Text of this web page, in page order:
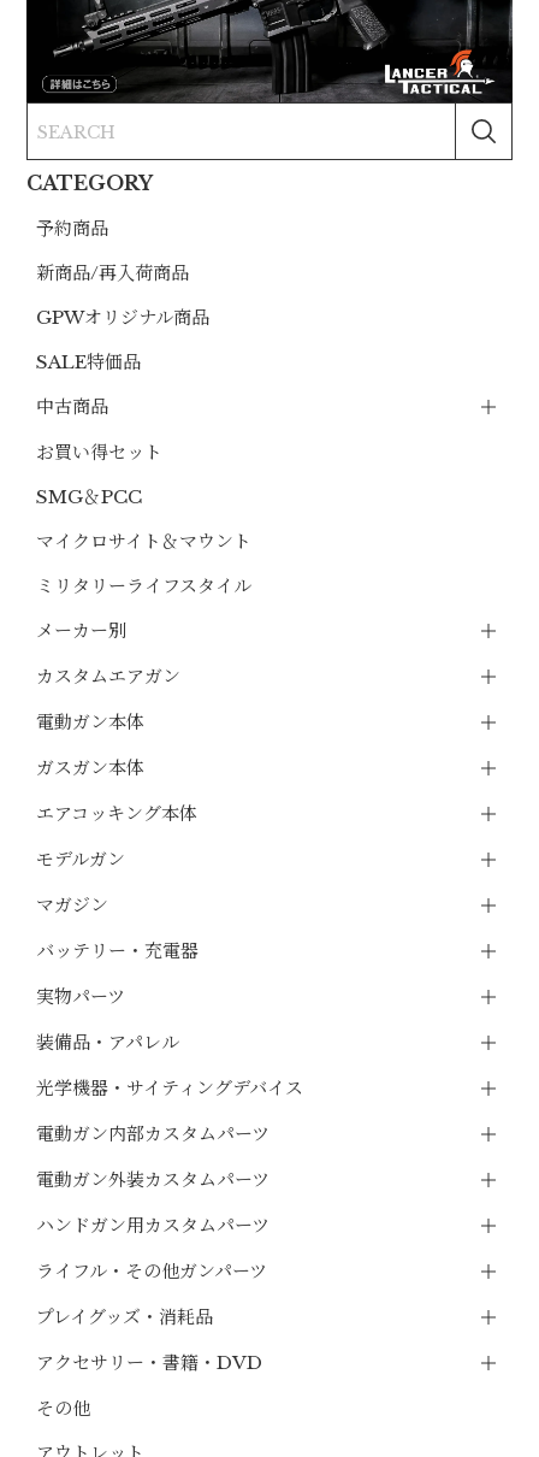
CATEGORY
予約商品
新商品/再入荷商品
GPWオリジナル商品
SALE特価品
中古商品
お買い得セット
SMG＆PCC
マイクロサイト＆マウント
ミリタリーライフスタイル
メーカー別
カスタムエアガン
電動ガン本体
ガスガン本体
エアコッキング本体
モデルガン
マガジン
バッテリー・充電器
実物パーツ
装備品・アパレル
光学機器・サイティングデバイス
電動ガン内部カスタムパーツ
電動ガン外装カスタムパーツ
ハンドガン用カスタムパーツ
ライフル・その他ガンパーツ
プレイグッズ・消耗品
アクセサリー・書籍・DVD
その他